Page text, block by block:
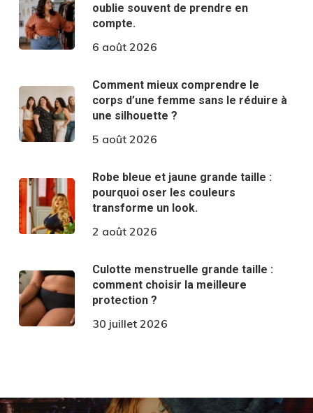
oublie souvent de prendre en
compte.
6 août 2026
Comment mieux comprendre le
corps d’une femme sans le réduire à
une silhouette ?
5 août 2026
Robe bleue et jaune grande taille :
pourquoi oser les couleurs
transforme un look.
2 août 2026
Culotte menstruelle grande taille :
comment choisir la meilleure
protection ?
30 juillet 2026